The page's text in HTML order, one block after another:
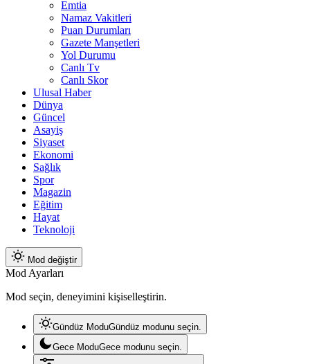
Emtia
Namaz Vakitleri
Puan Durumları
Gazete Manşetleri
Yol Durumu
Canlı Tv
Canlı Skor
Ulusal Haber
Dünya
Güncel
Asayiş
Siyaset
Ekonomi
Sağlık
Spor
Magazin
Eğitim
Hayat
Teknoloji
Mod değiştir
Mod Ayarları
Mod seçin, deneyimini kişiselleştirin.
Gündüz ModuGündüz modunu seçin.
Gece ModuGece modunu seçin.